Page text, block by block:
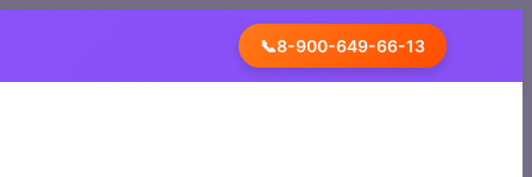
📞8-900-649-66-13